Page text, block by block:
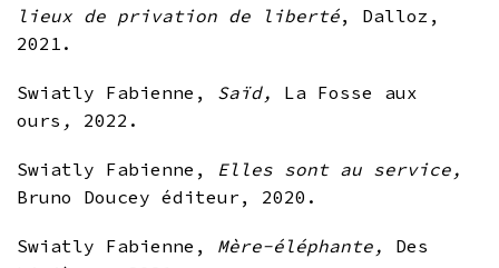
lieux de privation de liberté, Dalloz,
2021.
Swiatly Fabienne, Saïd,
La Fosse aux
ours , 2022.
Swiatly Fabienne, Elles sont au service,
Bruno Doucey éditeur, 2020.
Swiatly Fabienne, Mère-éléphante, Des